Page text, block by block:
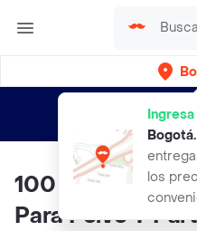
Bogotá.
los
envíos gratis
100 Tapabocas
Para Polvo Y